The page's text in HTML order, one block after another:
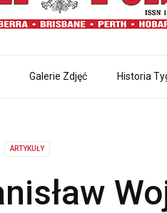
Galerie Zdjęć Historia
ARTYKUŁY